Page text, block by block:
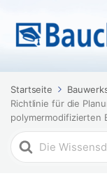
Startseite
Richtlinie für die
polymermodifizierten
Suchen
nach